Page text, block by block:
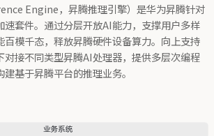
Engine，昇腾推理引擎）是华为昇腾针对
速套件。通过分层开放AI能力，支撑用户多样
模千态，释放昇腾硬件设备算力。向上支持
对接不同类型昇腾AI处理器，提供多层次编程
基于昇腾平台的推理业务。